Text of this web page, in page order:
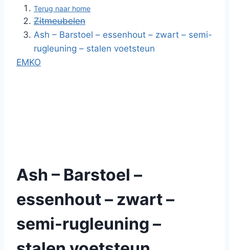
Terug naar home
Zitmeubelen
Ash – Barstoel – essenhout – zwart – semi-
rugleuning – stalen voetsteun
EMKO
Ash – Barstoel –
essenhout – zwart –
semi-rugleuning –